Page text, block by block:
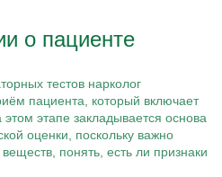
о пациенте
тестов нарколог
пациента, который включает
этапе закладывается основа
оценки, поскольку важно
понять, есть ли признаки